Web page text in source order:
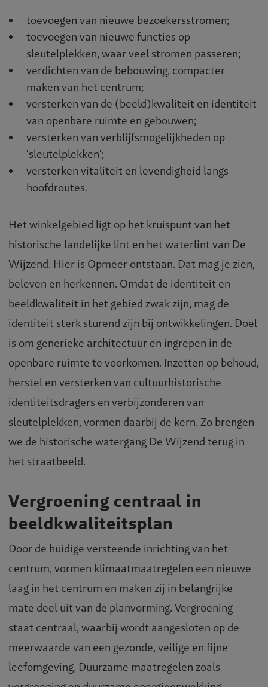
toevoegen van nieuwe bezoekersstromen;
toevoegen van nieuwe functies op
sleutelplekken, waar veel stromen passeren;
verdichten van de bebouwing, compacter
maken van het centrum;
versterken van de (beeld)kwaliteit en identiteit
van openbare ruimte en gebouwen;
versterken van verblijfsmogelijkheden op
'sleutelplekken';
versterken vitaliteit en levendigheid langs
hoofdroutes.
Het winkelgebied ligt op het kruispunt van het
historische landelijke lint en het waterlint van De
Wijzend. Hier is Opmeer ontstaan. Dat mag je zien,
beleven en herkennen. Omdat de identiteit en
beeldkwaliteit in het gebied zwak zijn, mag de
identiteit sterk sturend zijn bij ontwikkelingen. Doel
is om generieke architectuur en ingrepen in de
openbare ruimte te voorkomen. Inzetten op behoud,
herstel en versterken van cultuurhistorische
identiteitsdragers en verbijzonderen van
sleutelplekken, vormen daarbij de kern. Zo brengen
we de historische watergang De Wijzend terug in
het straatbeeld.
Vergroening centraal in
beeldkwaliteitsplan
Door de huidige versteende inrichting van het
centrum, vormen klimaatmaatregelen een nieuwe
laag in het centrum en maken zij in belangrijke
mate deel uit van de planvorming. Vergroening
staat centraal, waarbij wordt aangesloten op de
meerwaarde van een gezonde, veilige en fijne
leefomgeving. Duurzame maatregelen zoals